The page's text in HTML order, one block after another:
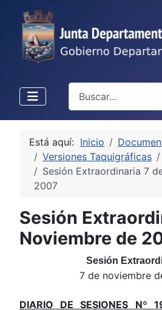
Está aquí: Inicio
Versiones Taquigráficas
Sesión Extraordinaria 7
2007
Sesión
Noviembre de
Sesión
7 de noviembre
DIARIO DE SESIONES Nº